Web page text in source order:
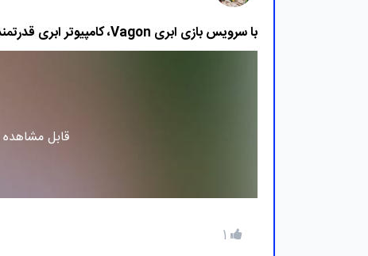
با سرویس بازی ابری Vagon، کامپیوتر ابری قدرتمند خودتان را بسازید!
قابل مشاهده
1